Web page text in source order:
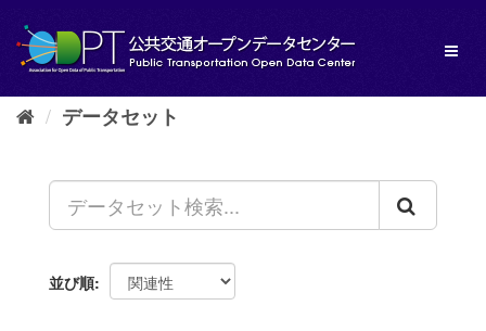
し
データセット
並び順